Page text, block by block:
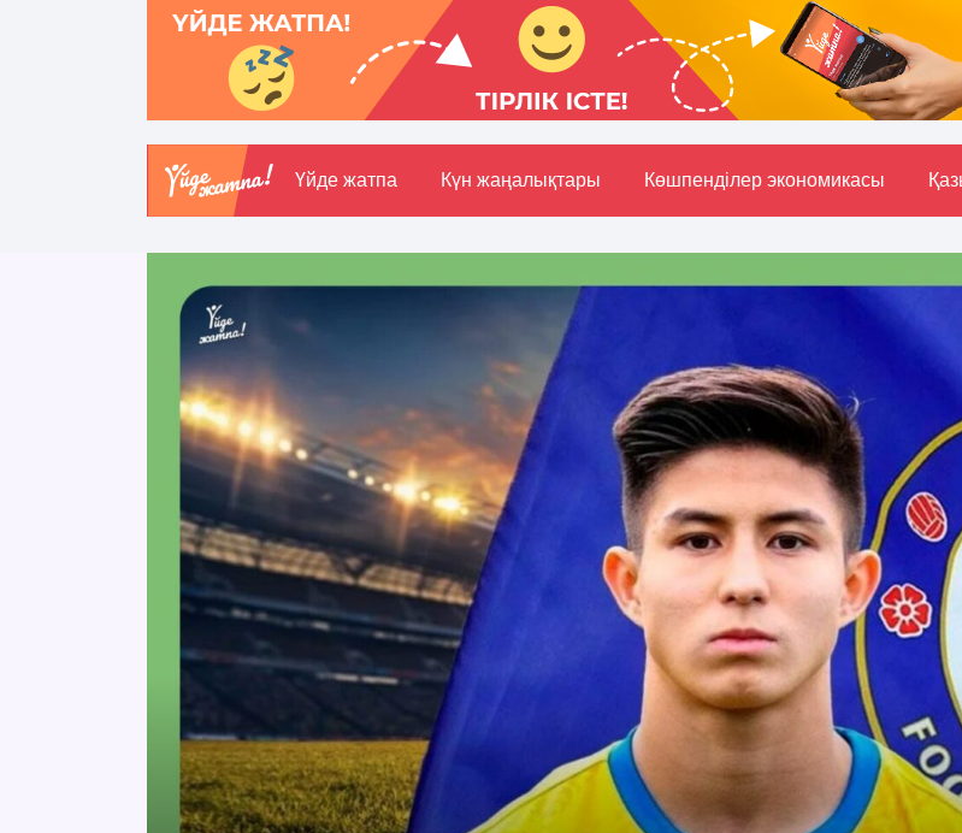
Үйде жатпа Күн жаңалықтары Көшпенділер экономикасы